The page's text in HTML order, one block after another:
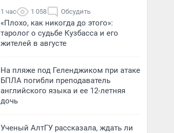
1 час 1 058 Обсудить
«Плохо, как никогда до этого»:
таролог о судьбе Кузбасса и его
жителей в августе
На пляже под Геленджиком при атаке
БПЛА погибли преподаватель
английского языка и ее 12-летняя
дочь
Ученый АлтГУ рассказала, ждать ли